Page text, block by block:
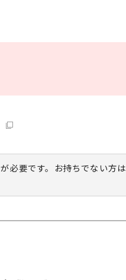
必要です。お持ちでない方は